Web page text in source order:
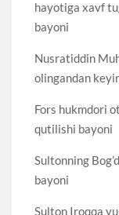
hayotiga xavf
bayoni
Nusratiddin
olingandan
Fors hukmdori
qutilishi bayoni
Sultonning
bayoni
Sulton Iroqqa